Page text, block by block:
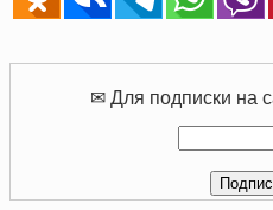
✉ Для подписки на